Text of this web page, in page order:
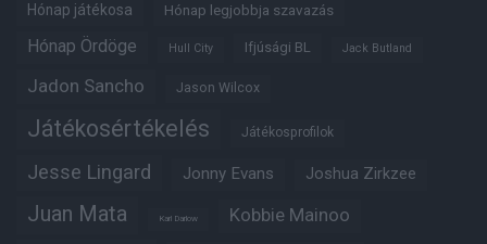
Hónap játékosa Hónap legjobbja szavazás
Hónap Ördöge Hull City Ifjúsági BL Jack Butland
Jadon Sancho Jason Wilcox
Játékosértékelés Játékosprofilok
Jesse Lingard Jonny Evans Joshua Zirkzee
Juan Mata Karl Darlow Kobbie Mainoo